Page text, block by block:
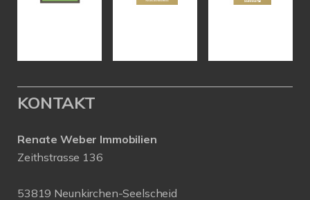
KONTAKT
Renate Weber Immobilien
Zeithstrasse 136
53819 Neunkirchen-Seelscheid